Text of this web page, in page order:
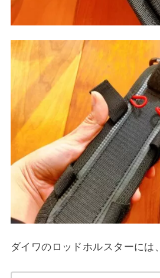
ダイワのロッドホルスターには、